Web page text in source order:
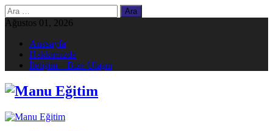
Arama:
Ağustos 01, 2026
Anasayfa
Hakkımızda
İletişim – Bize Ulaşın